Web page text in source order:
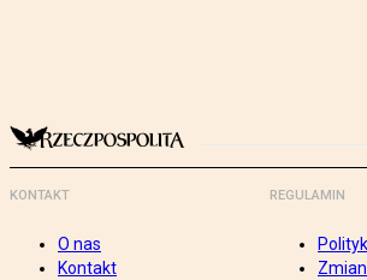
KONTAKT
O nas
Kontakt
REGULAMIN